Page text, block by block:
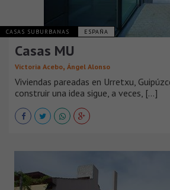
CASAS SUBURBANAS ESPAÑA
Casas MU
Victoria Acebo, Ángel Alonso
Viviendas pareadas en Urretxu,
construir una idea sigue, a veces, [...]